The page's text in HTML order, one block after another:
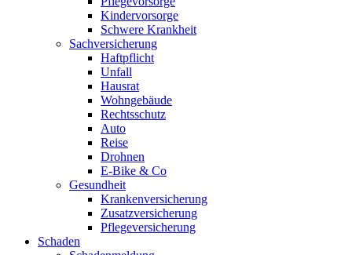
Kindervorsorge
Schwere Krankheit
Sachversicherung
Haftpflicht
Unfall
Hausrat
Wohngebäude
Rechtsschutz
Auto
Reise
Drohnen
E-Bike & Co
Gesundheit
Krankenversicherung
Zusatzversicherung
Pflegeversicherung
Schaden